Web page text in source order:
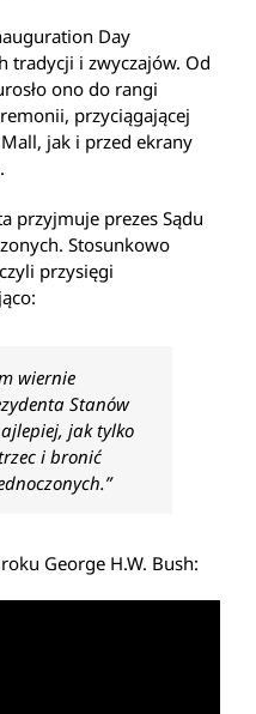
Day
tradycji i zwyczajów. Od
ono do rangi
przyciągającej
jak i przed ekrany
przyjmuje prezes Sądu
Stosunkowo
przysięgi
wiernie
Stanów
jak tylko
i bronić
George H.W. Bush: